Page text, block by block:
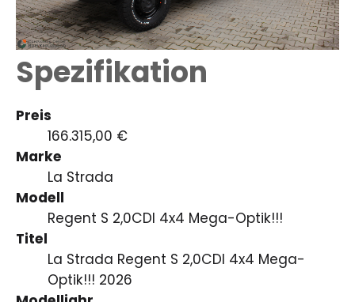
Spezifikation
Preis
166.315,00 €
Marke
La Strada
Modell
Regent S 2,0CDI 4x4 Mega-Optik!!!
Titel
La Strada Regent S 2,0CDI 4x4 Mega-
Optik!!! 2026